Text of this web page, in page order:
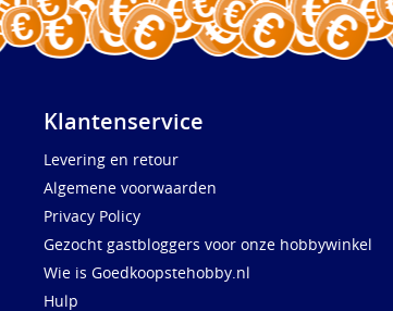
Klantenservice
Levering en retour
Algemene voorwaarden
Privacy Policy
Gezocht gastbloggers voor onze hobbywinkel
Wie is Goedkoopstehobby.nl
Hulp